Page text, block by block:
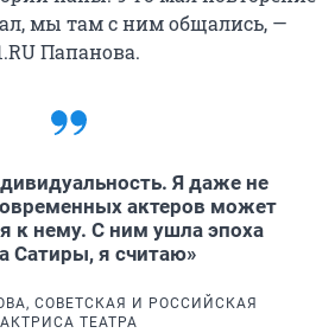
мы там с ним общались, —
Папанова.
Я даже не
актеров может
к нему. С ним ушла эпоха
Сатиры, я считаю»
СОВЕТСКАЯ И РОССИЙСКАЯ
АКТРИСА ТЕАТРА